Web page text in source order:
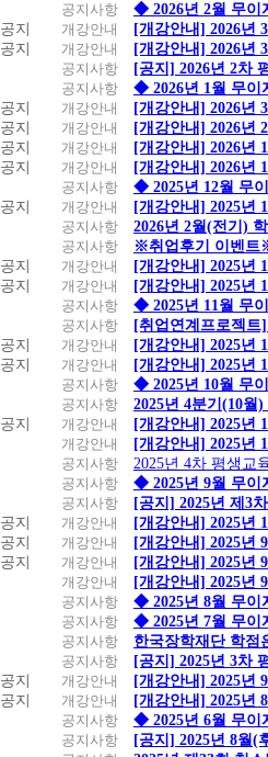
공지사항
◆ 2026년 2월 무
공지
개강안내
[개강안내] 2026년
공지
개강안내
[개강안내] 2026년
공지사항
[공지] 2026년 2차
공지사항
◆ 2026년 1월 무
공지
개강안내
[개강안내] 2026년
공지
개강안내
[개강안내] 2026년
공지
개강안내
[개강안내] 2026년
공지
개강안내
[개강안내] 2026년
공지사항
◆ 2025년 12월 무
공지
개강안내
[개강안내] 2025년
공지사항
2026년 2월(전기)
공지사항
※취업후기 이벤트
공지
개강안내
[개강안내] 2025년
공지
개강안내
[개강안내] 2025년
공지사항
◆ 2025년 11월 무
공지사항
[취업연계프로젝
공지
개강안내
[개강안내] 2025년
공지
개강안내
[개강안내] 2025년
공지사항
◆ 2025년 10월 무
공지사항
2025년 4분기(10월
공지
개강안내
[개강안내] 2025년
개강안내
[개강안내] 2025년
공지사항
2025년 4차 평생교
공지사항
◆ 2025년 9월 무
공지사항
[공지] 2025년 제3
공지
개강안내
[개강안내] 2025년
공지
개강안내
[개강안내] 2025년
공지
개강안내
[개강안내] 2025년
개강안내
[개강안내] 2025년
공지사항
◆ 2025년 8월 무
공지사항
◆ 2025년 7월 무
공지사항
한국장학재단 학점
공지사항
[공지] 2025년 3차
공지
개강안내
[개강안내] 2025년
공지
개강안내
[개강안내] 2025년
공지사항
◆ 2025년 6월 무
공지사항
[공지] 2025년 8월(